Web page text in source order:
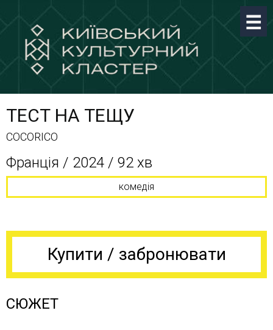
ТЕСТ НА ТЕЩУ
COCORICO
Франція / 2024 / 92 хв
комедія
Купити / забронювати
СЮЖЕТ